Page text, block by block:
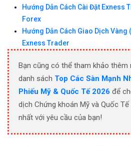
Hướng Dẫn Cách Cài Đặt Exness
Forex
Hướng Dẫn Cách Giao Dịch Vàng
Exness Trader
Bạn cũng có thể tham khảo
danh sách Top Các Sàn Mạnh
Phiếu Mỹ & Quốc Tế 2026 để
dịch Chứng khoán Mỹ và Quốc
nhất với yêu cầu của bạn!